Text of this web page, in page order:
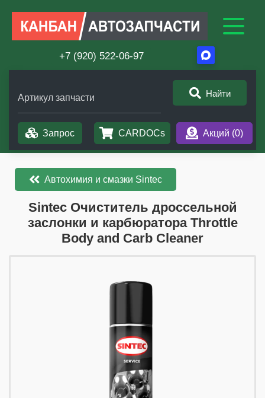
+7 (920) 522-06-97
Артикул запчасти Найти
Запрос CARDOCs Акций (0)
Автохимия и смазки Sintec
​​​​Sintec Очиститель дроссельной
заслонки и карбюратора Throttle
Body and Carb Cleaner